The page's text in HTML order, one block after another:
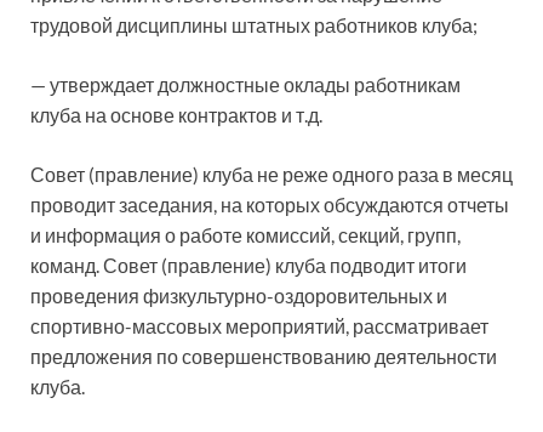
трудовой дисциплины штатных работников клуба;
— утверждает должностные оклады работникам
клуба на основе контрактов и т.д.
Совет (правление) клуба не реже одного раза в месяц
проводит заседания, на которых обсуждаются отчеты
и информация о работе комиссий, секций, групп,
команд. Совет (правление) клуба подводит итоги
проведения физкультурно-оздоровительных и
спортивно-массовых мероприятий, рассматривает
предложения по совершенствованию деятельности
клуба.